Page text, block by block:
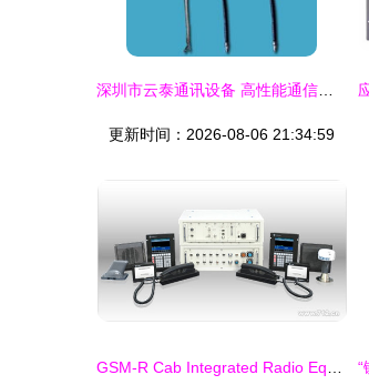
更新时间：2026-08-06 21:34:59